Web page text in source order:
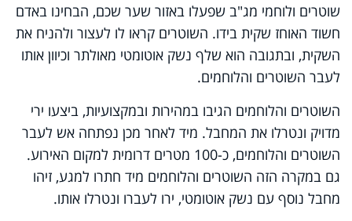
שוטרים ולוחמי מג"ב שפעלו באזור שער שכם, הבחינו באדם
חשוד האוחז שקית בידו. השוטרים קראו לו לעצור ולהניח את
השקית, ובתגובה הוא שלף נשק אוטומטי מאולתר וכיוון אותו
לעבר השוטרים והלוחמים.
השוטרים והלוחמים הגיבו במהירות ובמקצועיות, ביצעו ירי
מדויק ונטרלו את המחבל. מיד לאחר מכן נפתחה אש לעבר
השוטרים והלוחמים, כ-100 מטרים דרומית למקום האירוע.
גם במקרה הזה השוטרים והלוחמים מיד חתרו למגע, זיהו
מחבל נוסף עם נשק אוטומטי, ירו לעברו ונטרלו אותו.